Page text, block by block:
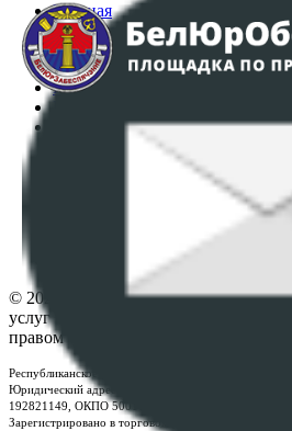
Главная
Аукционы
Интернет-магазин
Регламент организации и
Политика в отношении
ПОЛОЖЕНИЕ О ПОЛИТИКЕ
Настройки cookie-файлов
© 2026 Республиканское унитарное
услуг "БелЮрОбеспечение" - Все
правом
Республиканское унитарное предприятие по
Юридический адрес: г. Минск, пр-т. Дзержинского,
192821149, ОКПО 500111895000
Зарегистрировано в торговом реестре Республики